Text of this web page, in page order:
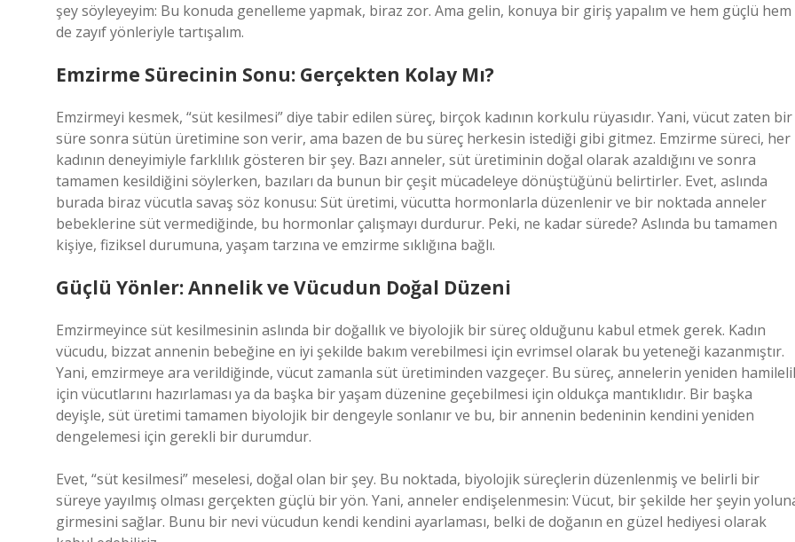
şey söyleyeyim: Bu konuda genelleme yapmak, biraz zor. Ama gelin, konuya bir giriş yapalım ve hem güçlü hem
de zayıf yönleriyle tartışalım.
Emzirme Sürecinin Sonu: Gerçekten Kolay Mı?
Emzirmeyi kesmek, “süt kesilmesi” diye tabir edilen süreç, birçok kadının korkulu rüyasıdır. Yani, vücut zaten bir
süre sonra sütün üretimine son verir, ama bazen de bu süreç herkesin istediği gibi gitmez. Emzirme süreci, her
kadının deneyimiyle farklılık gösteren bir şey. Bazı anneler, süt üretiminin doğal olarak azaldığını ve sonra
tamamen kesildiğini söylerken, bazıları da bunun bir çeşit mücadeleye dönüştüğünü belirtirler. Evet, aslında
burada biraz vücutla savaş söz konusu: Süt üretimi, vücutta hormonlarla düzenlenir ve bir noktada anneler
bebeklerine süt vermediğinde, bu hormonlar çalışmayı durdurur. Peki, ne kadar sürede? Aslında bu tamamen
kişiye, fiziksel durumuna, yaşam tarzına ve emzirme sıklığına bağlı.
Güçlü Yönler: Annelik ve Vücudun Doğal Düzeni
Emzirmeyince süt kesilmesinin aslında bir doğallık ve biyolojik bir süreç olduğunu kabul etmek gerek. Kadın
vücudu, bizzat annenin bebeğine en iyi şekilde bakım verebilmesi için evrimsel olarak bu yeteneği kazanmıştır.
Yani, emzirmeye ara verildiğinde, vücut zamanla süt üretiminden vazgeçer. Bu süreç, annelerin yeniden
için vücutlarını hazırlaması ya da başka bir yaşam düzenine geçebilmesi için oldukça mantıklıdır. Bir başka
deyişle, süt üretimi tamamen biyolojik bir dengeyle sonlanır ve bu, bir annenin bedeninin kendini yeniden
dengelemesi için gerekli bir durumdur.
Evet, “süt kesilmesi” meselesi, doğal olan bir şey. Bu noktada, biyolojik süreçlerin düzenlenmiş ve belirli bir
süreye yayılmış olması gerçekten güçlü bir yön. Yani, anneler endişelenmesin: Vücut, bir şekilde her şeyin
girmesini sağlar. Bunu bir nevi vücudun kendi kendini ayarlaması, belki de doğanın en güzel hediyesi olarak